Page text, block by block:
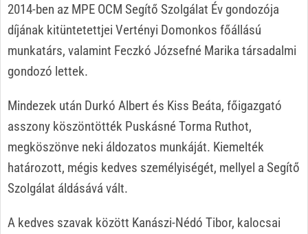
2014-ben az MPE OCM Segítő Szolgálat Év gondozója
díjának kitüntetettjei Vertényi Domonkos főállású
munkatárs, valamint Feczkó Józsefné Marika társadalmi
gondozó lettek.
Mindezek után Durkó Albert és Kiss Beáta, főigazgató
asszony köszöntötték Puskásné Torma Ruthot,
megköszönve neki áldozatos munkáját. Kiemelték
határozott, mégis kedves személyiségét, mellyel a Segítő
Szolgálat áldásává vált.
A kedves szavak között Kanászi-Nédó Tibor, kalocsai